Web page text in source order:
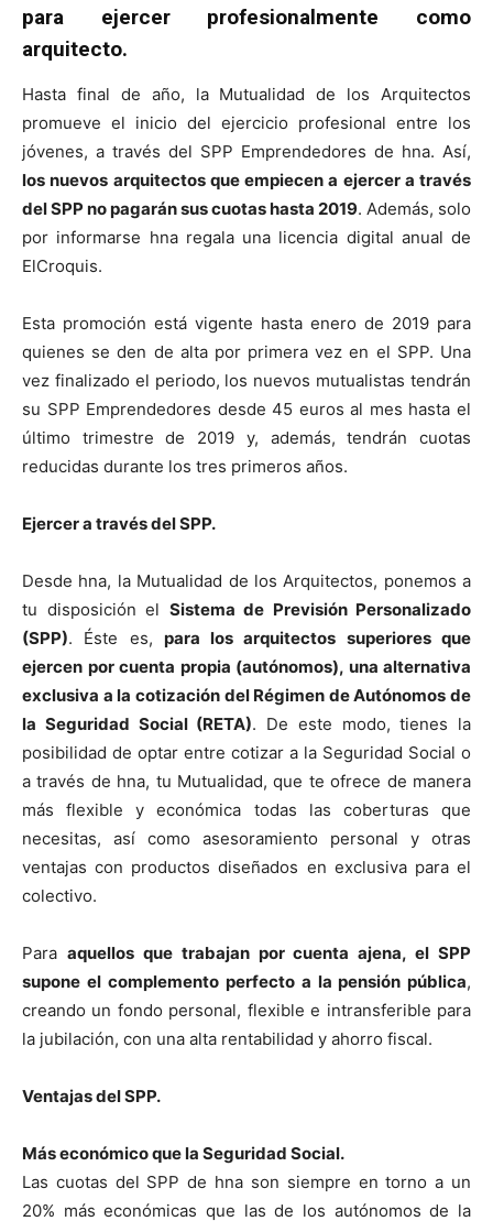
para ejercer profesionalmente como
arquitecto.
Hasta final de año, la Mutualidad de los Arquitectos
promueve el inicio del ejercicio profesional entre los
jóvenes, a través del SPP Emprendedores de hna. Así,
los nuevos arquitectos que empiecen a ejercer a través
del SPP no pagarán sus cuotas hasta 2019. Además, solo
por informarse hna regala una licencia digital anual de
ElCroquis.
Esta promoción está vigente hasta enero de 2019 para
quienes se den de alta por primera vez en el SPP. Una
vez finalizado el periodo, los nuevos mutualistas tendrán
su SPP Emprendedores desde 45 euros al mes hasta el
último trimestre de 2019 y, además, tendrán cuotas
reducidas durante los tres primeros años.
Ejercer a través del SPP.
Desde hna, la Mutualidad de los Arquitectos, ponemos a
tu disposición el Sistema de Previsión Personalizado
(SPP). Éste es, para los arquitectos superiores que
ejercen por cuenta propia (autónomos), una alternativa
exclusiva a la cotización del Régimen de Autónomos de
la Seguridad Social (RETA). De este modo, tienes la
posibilidad de optar entre cotizar a la Seguridad Social o
a través de hna, tu Mutualidad, que te ofrece de manera
más flexible y económica todas las coberturas que
necesitas, así como asesoramiento personal y otras
ventajas con productos diseñados en exclusiva para el
colectivo.
Para aquellos que trabajan por cuenta ajena, el SPP
supone el complemento perfecto a la pensión pública,
creando un fondo personal, flexible e intransferible para
la jubilación, con una alta rentabilidad y ahorro fiscal.
Ventajas del SPP.
Más económico que la Seguridad Social.
Las cuotas del SPP de hna son siempre en torno a un
20% más económicas que las de los autónomos de la